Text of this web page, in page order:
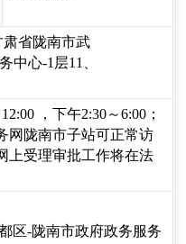
省陇南市武
中心-1层11、
，下午2:30～6:00；
网陇南市子站可正常访
上受理审批工作将在法
区-陇南市政府政务服务